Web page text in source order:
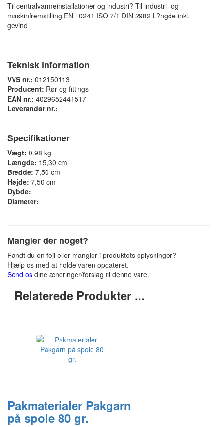
Til centralvarmeinstallationer og industri? Til industri- og
maskinfremstilling EN 10241 ISO 7/1 DIN 2982 L?ngde inkl.
gevind
Teknisk information
VVS nr.: 012150113
Producent: Rør og fittings
EAN nr.: 4029652441517
Leverandør nr.:
Specifikationer
Vægt: 0.98 kg
Længde: 15,30 cm
Bredde: 7,50 cm
Højde: 7,50 cm
Dybde:
Diameter:
Mangler der noget?
Fandt du en fejl eller mangler i produktets oplysninger?
Hjælp os med at holde varen opdateret.
Send os dine ændringer/forslag til denne vare.
Relaterede Produkter ...
Pakmaterialer Pakgarn
på spole 80 gr.